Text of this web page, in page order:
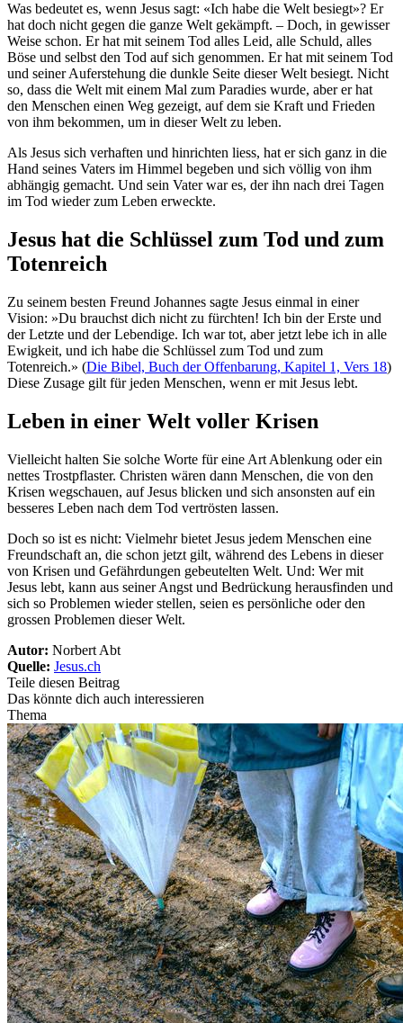
Was bedeutet es, wenn Jesus sagt: «Ich habe die Welt besiegt»? Er
hat doch nicht gegen die ganze Welt gekämpft. – Doch, in gewisser
Weise schon. Er hat mit seinem Tod alles Leid, alle Schuld, alles
Böse und selbst den Tod auf sich genommen. Er hat mit seinem Tod
und seiner Auferstehung die dunkle Seite dieser Welt besiegt. Nicht
so, dass die Welt mit einem Mal zum Paradies wurde, aber er hat
den Menschen einen Weg gezeigt, auf dem sie Kraft und Frieden
von ihm bekommen, um in dieser Welt zu leben.
Als Jesus sich verhaften und hinrichten liess, hat er sich ganz in die
Hand seines Vaters im Himmel begeben und sich völlig von ihm
abhängig gemacht. Und sein Vater war es, der ihn nach drei Tagen
im Tod wieder zum Leben erweckte.
Jesus hat die Schlüssel zum Tod und zum
Totenreich
Zu seinem besten Freund Johannes sagte Jesus einmal in einer
Vision: »Du brauchst dich nicht zu fürchten! Ich bin der Erste und
der Letzte und der Lebendige. Ich war tot, aber jetzt lebe ich in alle
Ewigkeit, und ich habe die Schlüssel zum Tod und zum
Totenreich.» (Die Bibel, Buch der Offenbarung, Kapitel 1, Vers 18)
Diese Zusage gilt für jeden Menschen, wenn er mit Jesus lebt.
Leben in einer Welt voller Krisen
Vielleicht halten Sie solche Worte für eine Art Ablenkung oder ein
nettes Trostpflaster. Christen wären dann Menschen, die von den
Krisen wegschauen, auf Jesus blicken und sich ansonsten auf ein
besseres Leben nach dem Tod vertrösten lassen.
Doch so ist es nicht: Vielmehr bietet Jesus jedem Menschen eine
Freundschaft an, die schon jetzt gilt, während des Lebens in dieser
von Krisen und Gefährdungen gebeutelten Welt. Und: Wer mit
Jesus lebt, kann aus seiner Angst und Bedrückung herausfinden und
sich so Problemen wieder stellen, seien es persönliche oder den
grossen Problemen dieser Welt.
Autor: Norbert Abt
Quelle: Jesus.ch
Teile diesen Beitrag
Das könnte dich auch interessieren
Thema